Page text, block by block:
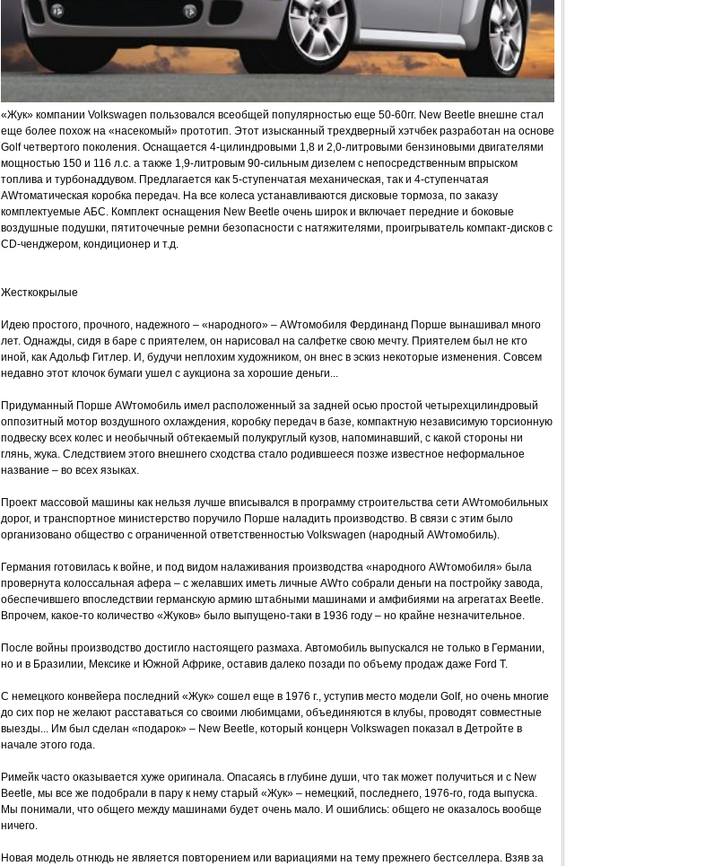
«Жук» компании Volkswagen пользовался всеобщей популярностью еще 50-60гг. New Beetle внешне стал
еще более похож на «насекомый» прототип. Этот изысканный трехдверный хэтчбек разработан на основе
Golf четвертого поколения. Оснащается 4-цилиндровыми 1,8 и 2,0-литровыми бензиновыми двигателями
мощностью 150 и 116 л.с. а также 1,9-литровым 90-сильным дизелем с непосредственным впрыском
топлива и турбонаддувом. Предлагается как 5-ступенчатая механическая, так и 4-ступенчатая
AWтоматическая коробка передач. На все колеса устанавливаются дисковые тормоза, по заказу
комплектуемые АБС. Комплект оснащения New Beetle очень широк и включает передние и боковые
воздушные подушки, пятиточечные ремни безопасности с натяжителями, проигрыватель компакт-дисков с
CD-ченджером, кондиционер и т.д.
Жесткокрылые
Идею простого, прочного, надежного – «народного» – AWтомобиля Фердинанд Порше вынашивал много
лет. Однажды, сидя в баре с приятелем, он нарисовал на салфетке свою мечту. Приятелем был не кто
иной, как Адольф Гитлер. И, будучи неплохим художником, он внес в эскиз некоторые изменения. Совсем
недавно этот клочок бумаги ушел с аукциона за хорошие деньги...
Придуманный Порше AWтомобиль имел расположенный за задней осью простой четырехцилиндровый
оппозитный мотор воздушного охлаждения, коробку передач в базе, компактную независимую торсионную
подвеску всех колес и необычный обтекаемый полукруглый кузов, напоминавший, с какой стороны ни
глянь, жука. Следствием этого внешнего сходства стало родившееся позже известное неформальное
название – во всех языках.
Проект массовой машины как нельзя лучше вписывался в программу строительства сети AWтомобильных
дорог, и транспортное министерство поручило Порше наладить производство. В связи с этим было
организовано общество с ограниченной ответственностью Volkswagen (народный AWтомобиль).
Германия готовилась к войне, и под видом налаживания производства «народного AWтомобиля» была
провернута колоссальная афера – с желавших иметь личные AWто собрали деньги на постройку завода,
обеспечившего впоследствии германскую армию штабными машинами и амфибиями на агрегатах Beetle.
Впрочем, какое-то количество «Жуков» было выпущено-таки в 1936 году – но крайне незначительное.
После войны производство достигло настоящего размаха. Автомобиль выпускался не только в Германии,
но и в Бразилии, Мексике и Южной Африке, оставив далеко позади по объему продаж даже Ford T.
С немецкого конвейера последний «Жук» сошел еще в 1976 г., уступив место модели Golf, но очень многие
до сих пор не желают расставаться со своими любимцами, объединяются в клубы, проводят совместные
выезды... Им был сделан «подарок» – New Beetle, который концерн Volkswagen показал в Детройте в
начале этого года.
Римейк часто оказывается хуже оригинала. Опасаясь в глубине души, что так может получиться и с New
Beetle, мы все же подобрали в пару к нему старый «Жук» – немецкий, последнего, 1976-го, года выпуска.
Мы понимали, что общего между машинами будет очень мало. И ошиблись: общего не оказалось вообще
ничего.
Новая модель отнюдь не является повторением или вариациями на тему прежнего бестселлера. Взяв за